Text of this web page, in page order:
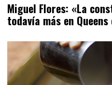
Miguel Flores: «La
todavía más en